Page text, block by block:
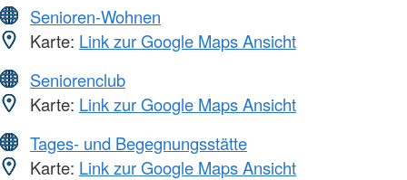
Senioren-Wohnen
Karte: Link zur Google Maps Ansicht
Seniorenclub
Karte: Link zur Google Maps Ansicht
Tages- und Begegnungsstätte
Karte: Link zur Google Maps Ansicht